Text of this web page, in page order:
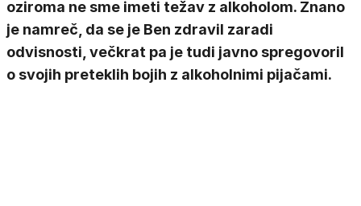
oziroma ne sme imeti težav z alkoholom. Znano
je namreč, da se je Ben zdravil zaradi
odvisnosti, večkrat pa je tudi javno spregovoril
o svojih preteklih bojih z alkoholnimi pijačami.